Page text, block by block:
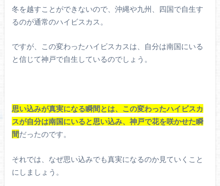
冬を越すことができないので、沖縄や九州、四国で自生す
るのが通常のハイビスカス。
ですが、この変わったハイビスカスは、自分は南国にいる
と信じて神戸で自生しているのでしょう。
思い込みが真実になる瞬間とは、この変わったハイビスカ
スが自分は南国にいると思い込み、神戸で花を咲かせた瞬
間だったのです。
それでは、なぜ思い込みでも真実になるのか見ていくこと
にしましょう。